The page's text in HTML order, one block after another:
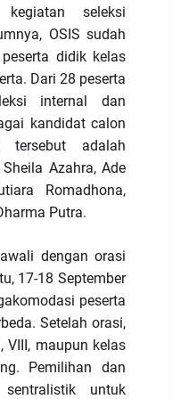
seleksi
OSIS sudah
didik kelas
Dari 28 peserta
internal dan
kandidat calon
tersebut adalah
Azahra, Ade
Romadhona,
Putra.
dengan orasi
17-18 September
peserta
Setelah orasi,
VIII, maupun kelas
Pemilihan dan
untuk